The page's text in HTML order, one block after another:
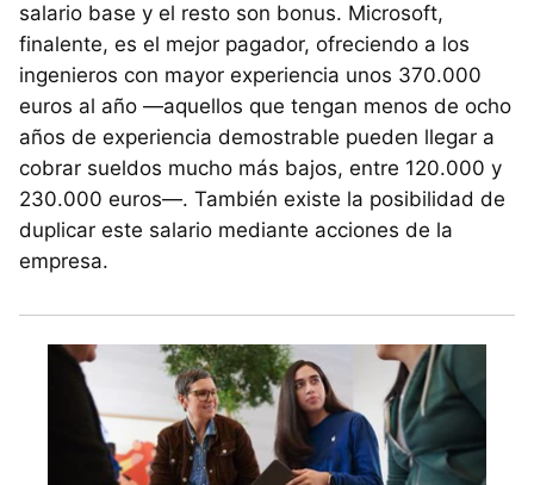
salario base y el resto son bonus. Microsoft,
finalente, es el mejor pagador, ofreciendo a los
ingenieros con mayor experiencia unos 370.000
euros al año —aquellos que tengan menos de ocho
años de experiencia demostrable pueden llegar a
cobrar sueldos mucho más bajos, entre 120.000 y
230.000 euros—. También existe la posibilidad de
duplicar este salario mediante acciones de la
empresa.